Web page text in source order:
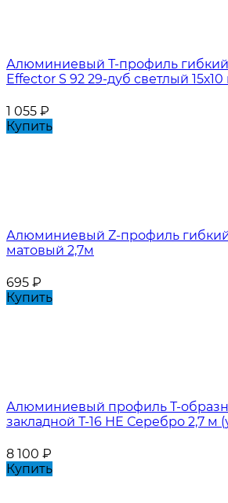
Алюминиевый Т-профиль гибкий
Effector S 92 29-дуб светлый
1 055 ₽
Купить
Алюминиевый Z-профиль
матовый 2,7м
695 ₽
Купить
Алюминиевый профиль Т-
закладной Т-16 НЕ Серебро 2,7 м
8 100 ₽
Купить